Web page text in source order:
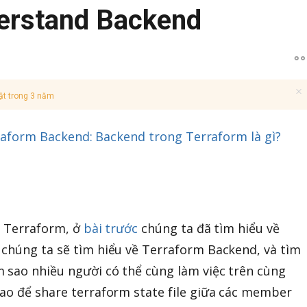
Backend
trong 3 năm
Backend: Backend trong Terraform là gì?
Terraform, ở bài trước chúng ta đã tìm hiểu về
ta sẽ tìm hiểu về Terraform Backend, và tìm
sao nhiều người có thể cùng làm việc trên cùng
để share terraform state file giữa các member